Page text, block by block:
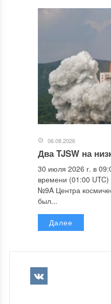
06.08.2026
Два TJSW на
30 июля 2026 г. в
времени (01:00 UTC)
№9A Центра
был...
Далее